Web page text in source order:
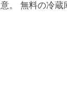
。 無料の冷